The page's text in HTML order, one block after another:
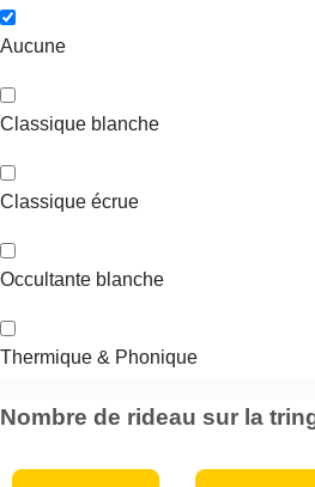
Aucune
Classique blanche
Classique écrue
Occultante blanche
Thermique & Phonique
Nombre de rideau sur la